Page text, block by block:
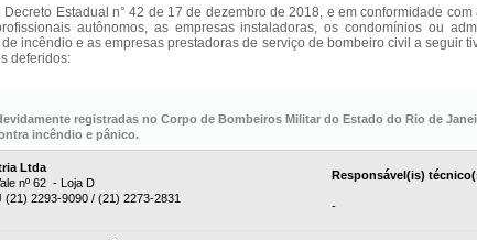
Estadual n° 42 de 17 de dezembro de 2018, e em conformidade
autônomos, as empresas instaladoras, os condomínios ou
incêndio e as empresas prestadoras de serviço de bombeiro civil a seguir
deferidos:
registradas no Corpo de Bombeiros Militar do Estado do Rio de
incêndio e pânico.
Ltda
nº 62 - Loja D
2293-9090 / (21) 2273-2831
Responsável(is)
-